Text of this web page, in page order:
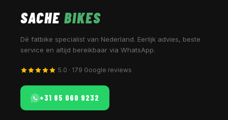
SACHE BIKES
Dé fatbike specialist van Nederland. Eerlijk advies, beste
service en altijd bereikbaar via WhatsApp.
5.0 · 179 Google reviews
+31 85 060 9232